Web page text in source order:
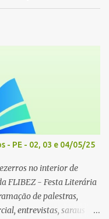
- PE - 02, 03 e 04/05/25
no interior de
FLIBEZ - Festa Literária
de palestras,
entrevistas, saraus